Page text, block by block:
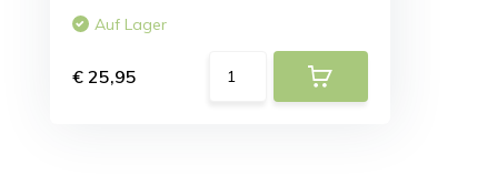
Auf Lager
€ 25,95